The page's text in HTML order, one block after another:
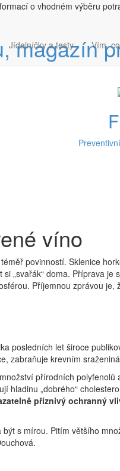
o vhodném výběru
Jídelníčky a testy Vím,
víno
povinností. Sklenice
„svařák“ doma. Příprava
Příjemnou zprávou
posledních let široce
zabraňuje krevním
přírodních
hladinu „dobrého“
příznivý ochranný
s mírou. Pitím většího